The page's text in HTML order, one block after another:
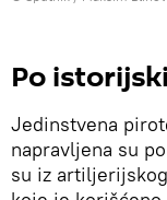
Po
Jedinstvena
napravljena su
su iz